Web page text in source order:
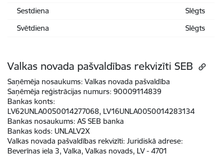
Sestdiena
Slēgts
Svētdiena
Slēgts
Valkas novada pašvaldības rekvizīti SEB
Saņēmēja nosaukums: Valkas novada pašvaldība
Saņēmēja reģistrācijas numurs: 90009114839
Bankas konts:
LV62UNLA0050014277068, LV16UNLA0050014283134
Bankas nosaukums: AS SEB banka
Bankas kods: UNLALV2X
Valkas novada pašvaldības rekvizīti: Juridiskā adrese:
Beverīnas iela 3, Valka, Valkas novads, LV - 4701